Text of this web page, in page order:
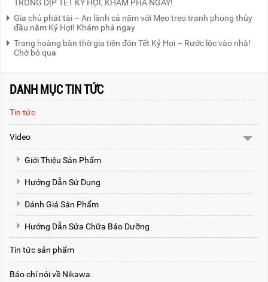
TRONG DỊP TẾT KỶ HỢI, KHÁM PHÁ NGAY!
Gia chủ phát tài – An lành cả năm với Mẹo treo tranh phong thủy
đầu năm Kỷ Hợi! Khám phá ngay
Trang hoàng bàn thờ gia tiên đón Tết Kỷ Hợi – Rước lộc vào nhà!
Chớ bỏ qua
DANH MỤC TIN TỨC
Tin tức
Video
Giới Thiệu Sản Phẩm
Hướng Dẫn Sử Dụng
Đánh Giá Sản Phẩm
Hướng Dẫn Sửa Chữa Bảo Dưỡng
Tin tức sản phẩm
Báo chí nói về Nikawa